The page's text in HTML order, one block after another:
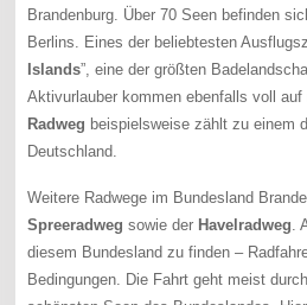
Brandenburg. Über 70 Seen befinden
Berlins. Eines der beliebtesten
Islands”, eine der größten
Aktivurlauber kommen ebenfalls voll
Radweg beispielsweise zählt zu einem
Deutschland.
Weitere Radwege im Bundesland
Spreeradweg sowie der Havelradweg.
diesem Bundesland zu finden –
Bedingungen. Die Fahrt geht meist